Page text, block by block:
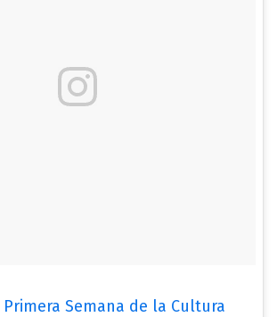
Primera Semana de la Cultura